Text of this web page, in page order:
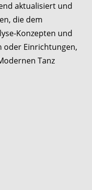
aktualisiert und
die dem
Konzepten und
oder Einrichtungen,
Tanz